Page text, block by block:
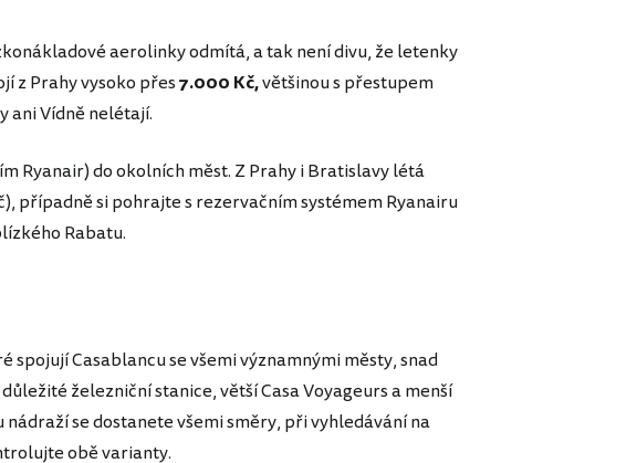
aerolinky odmítá, a tak není divu, že letenky
z Prahy vysoko přes7.000 Kč,většinou s přestupem
ani Vídně nelétají.
Ryanair) do okolních měst. Z Prahy i Bratislavy létá
případně si pohrajte s rezervačním systémem Ryanairu
Rabatu.
Casablancu se všemi významnými městy, snad
železniční stanice, větší Casa Voyageurs a menší
se dostanete všemi směry, při vyhledávání na
obě varianty.